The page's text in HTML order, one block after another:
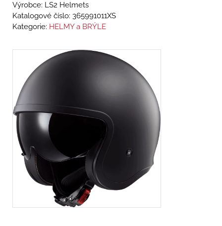
Výrobce: LS2 Helmets
Katalogové číslo: 365991011XS
Kategorie: HELMY a BRÝLE